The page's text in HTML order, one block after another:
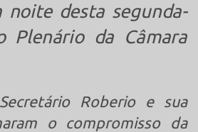
noite desta segunda-
Plenário da Câmara
Roberio e sua
o compromisso da